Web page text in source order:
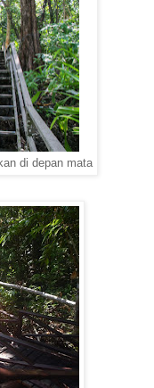
di depan mata